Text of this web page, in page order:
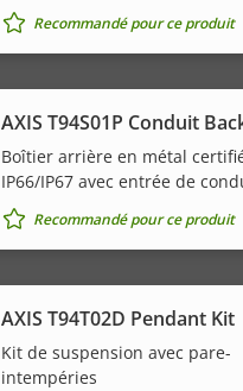
Recommandé pour ce produit
AXIS T94S01P Conduit
Boîtier arrière en métal
IP66/IP67 avec entrée de
Recommandé pour ce produit
AXIS T94T02D Pendant Kit
Kit de suspension avec pare-
intempéries